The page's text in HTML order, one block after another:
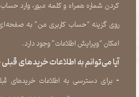
کردن شماره همراه و کلمه عبور، وارد
روی گزینه “حساب کاربری من” به
امکان “ویرایش اطلاعات” وجود دارد.​​​​​​​
آیا می‌‏توانم به اطلاعات خریدهای
​​​​​​​- برای دسترسی به اطلاعات خریدهای